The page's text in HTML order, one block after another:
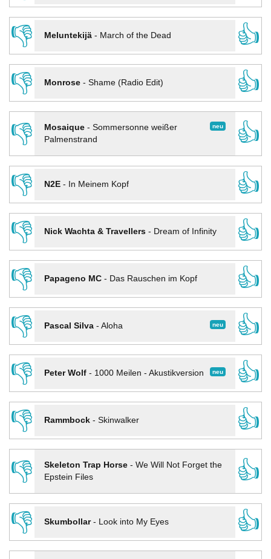
👎
Meluntekijä- March of the Dead
👍
👎
Monrose- Shame (Radio Edit)
👍
👎
neu
Mosaique- Sommersonne weißer
Palmenstrand
👍
👎
N2E- In Meinem Kopf
👍
👎
Nick Wachta & Travellers- Dream of Infinity
👍
👎
Papageno MC- Das Rauschen im Kopf
👍
👎
neu
Pascal Silva- Aloha
👍
👎
neu
Peter Wolf- 1000 Meilen - Akustikversion
👍
👎
Rammbock- Skinwalker
👍
👎
Skeleton Trap Horse- We Will Not Forget the
Epstein Files
👍
👎
Skumbollar- Look into My Eyes
👍